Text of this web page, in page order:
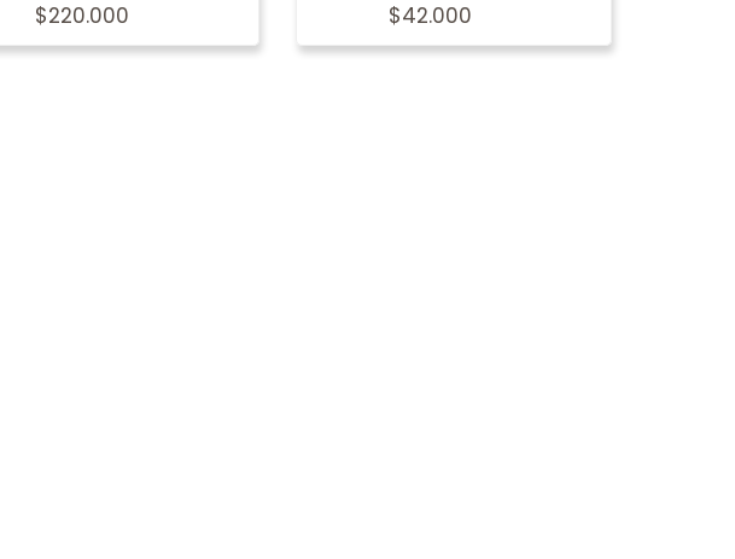
$220.000 $42.000